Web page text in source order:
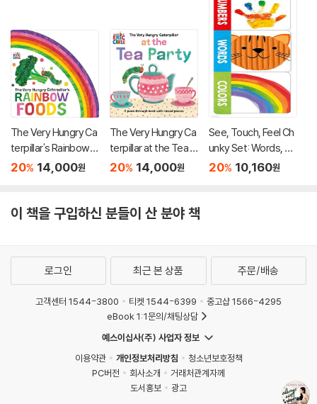
The Very Hungry Ca
terpillar's Rainbow F
oods
20% 14,000원
The Very Hungry Ca
terpillar at the Tea P
arty
20% 14,000원
See, Touch, Feel Ch
unky Set: Words, Nu
mbers and Colors
20% 10,160원
이 책을 구입하신 분들이 산 분야 책
로그인 최근 본 상품 주문/배송
고객센터 1544-3800 티켓 1544-6399
중고샵 1566-4295
eBook 1:1문의/채팅상담
예스이십사(주) 사업자 정보
이용약관
개인정보처리방침
청소년보호정책
PC버전
회사소개
거래처관계자께
도서홍보
광고